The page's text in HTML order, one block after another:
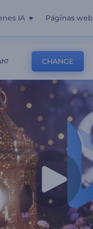
IA Páginas web
CHANGE